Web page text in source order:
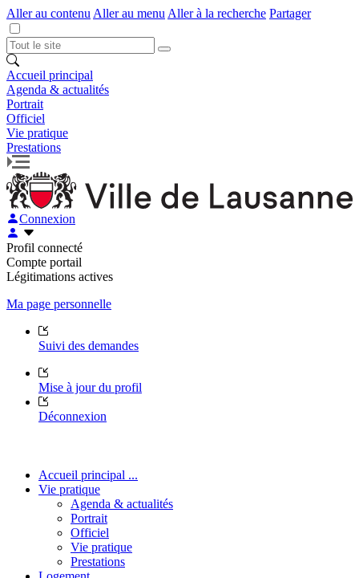
Aller au contenu Aller au menu Aller à la recherche Partager
Accueil principal
Agenda & actualités
Portrait
Officiel
Vie pratique
Prestations
Connexion
Profil connecté
Compte portail
Légitimations actives
Ma page personnelle
Suivi des demandes
Mise à jour du profil
Déconnexion
Accueil principal ...
Vie pratique
Agenda & actualités
Portrait
Officiel
Vie pratique
Prestations